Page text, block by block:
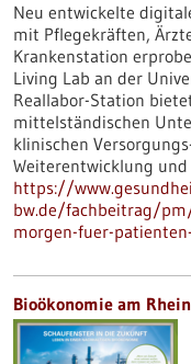
Neu entwickelte
mit Pflegekräften,
Krankenstation
Living Lab an der
Reallabor-Station
mittelständischen
klinischen
Weiterentwicklung
https://
bw.de/fachbeitrag/
morgen-fuer-
Bioökonomie am